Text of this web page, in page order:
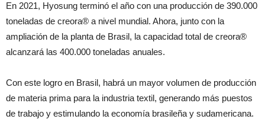
En 2021, Hyosung terminó el año con una producción de 390.000
toneladas de creora® a nivel mundial. Ahora, junto con la
ampliación de la planta de Brasil, la capacidad total de creora®
alcanzará las 400.000 toneladas anuales.
Con este logro en Brasil, habrá un mayor volumen de producción
de materia prima para la industria textil, generando más puestos
de trabajo y estimulando la economía brasileña y sudamericana.